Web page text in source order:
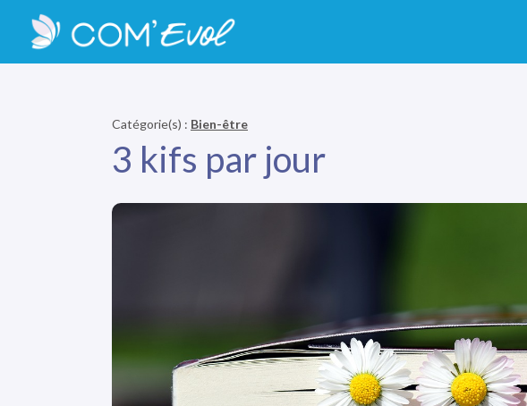
Catégorie(s) : Bien-être
3 kifs par jour